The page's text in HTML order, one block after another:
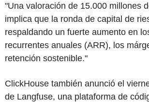
"Una valoración de 15.000 millones
implica que la ronda de capital de
respaldando un fuerte aumento en
recurrentes anuales (ARR), los
retención sostenible."
ClickHouse también anunció el
de Langfuse, una plataforma de